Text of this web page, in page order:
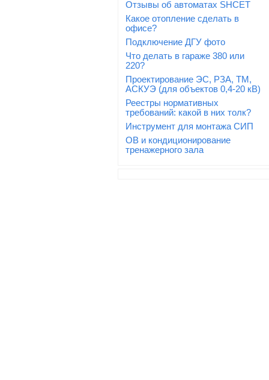
Отзывы об автоматах SHCET
Какое отопление сделать в
офисе?
Подключение ДГУ фото
Что делать в гараже 380 или
220?
Проектирование ЭС, РЗА, ТМ,
АСКУЭ (для объектов 0,4-20 кВ)
Реестры нормативных
требований: какой в них толк?
Инструмент для монтажа СИП
ОВ и кондиционирование
тренажерного зала